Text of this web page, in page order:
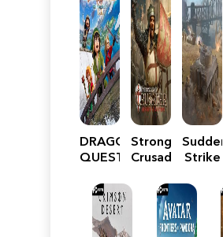
DRAGON
QUEST
Reimagined
Stronghold
Crusader:
Edition
Sudden
Strike